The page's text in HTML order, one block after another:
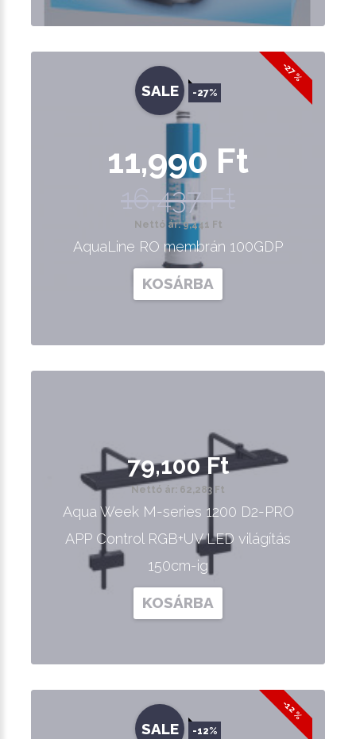
-27 %
SALE -27%
11,990 Ft
16,437 Ft
Nettó ár: 9,441 Ft
AquaLine RO membrán 100GDP
KOSÁRBA
79,100 Ft
Nettó ár: 62,283 Ft
Aqua Week M-series 1200 D2-PRO
APP Control RGB+UV LED világítás
150cm-ig
KOSÁRBA
-12 %
SALE -12%